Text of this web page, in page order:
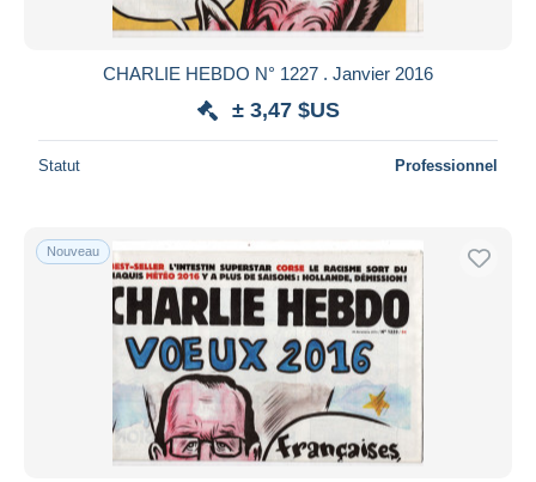
CHARLIE HEBDO N° 1227 . Janvier 2016
± 3,47 $US
Statut Professionnel
Nouveau